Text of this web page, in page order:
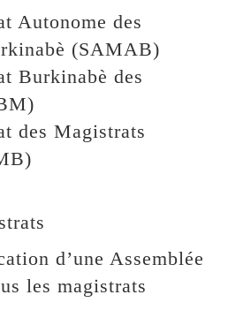
Autonome des
(SAMAB)
Burkinabè des
des Magistrats
d’une Assemblée
les magistrats